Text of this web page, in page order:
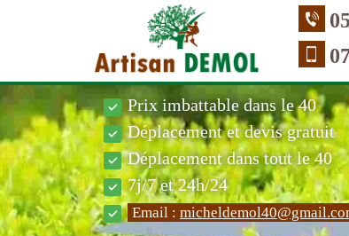
Prix imbattable dans le 40
Déplacement et devis gratuit
Déplacement dans tout le 40
7j/7 et 24h/24
Email :